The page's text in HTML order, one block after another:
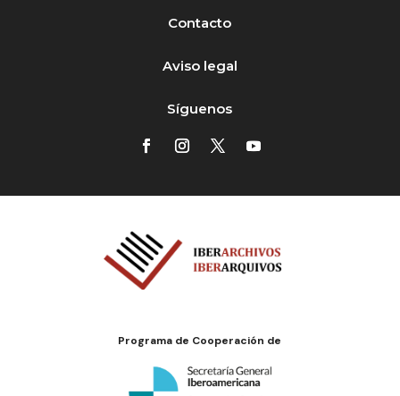
Contacto
Aviso legal
Síguenos
Programa de Cooperación de